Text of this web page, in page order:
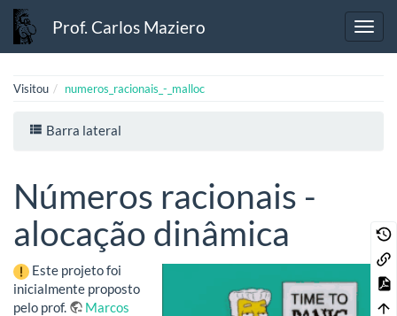
Prof. Carlos Maziero
Visitou numeros_racionais_-_malloc
Barra lateral
Números racionais -
alocação dinâmica
Este projeto foi
inicialmente proposto
pelo prof.
Marcos